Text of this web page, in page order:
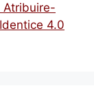
Atribuire-
4.0